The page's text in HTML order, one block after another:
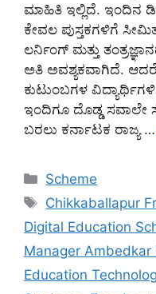
ಮಾಹಿತಿ ಇಲ್ಲಿದೆ. ಇಂದಿನ
ಕೇವಲ ಪುಸ್ತಕಗಳಿಗೆ
ಲರ್ನಿಂಗ್ ಮತ್ತು
ಅತಿ ಅವಶ್ಯಕವಾಗಿದೆ.
ಕುಟುಂಬಗಳ
ಇಂದಿಗೂ ದೊಡ್ಡ ಸವಾಲೇ
ಬರಲು ಕರ್ನಾಟಕ ರಾಜ್ಯ …
Categories
Scheme
Tags
Chikkaballapur
Digital Education
Manager Ambedkar
Education